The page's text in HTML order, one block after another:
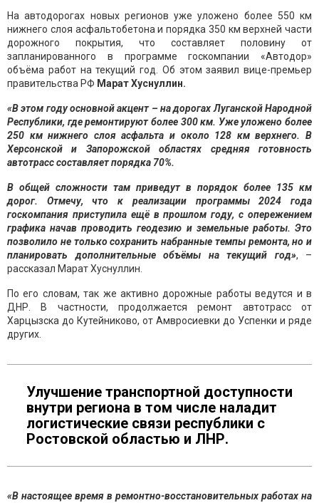
На автодорогах новых регионов уже уложено более 550 км
нижнего слоя асфальтобетона и порядка 350 км верхней части
дорожного покрытия, что составляет половину от
запланированного в программе госкомпании «Автодор»
объёма работ на текущий год. Об этом заявил вице-премьер
правительства РФ Марат Хуснуллин.
«В этом году основной акцент – на дорогах Луганской Народной
Республики, где ремонтируют более 300 км. Уже уложено более
250 км нижнего слоя асфальта и около 128 км верхнего. В
Херсонской и Запорожской областях средняя готовность
автотрасс составляет порядка 70%.
В общей сложности там приведут в порядок более 135 км
дорог. Отмечу, что к реализации программы 2024 года
госкомпания приступила ещё в прошлом году, с опережением
графика начав проводить геодезию и земельные работы. Это
позволило не только сохранить набранные темпы ремонта, но и
планировать дополнительные объёмы на текущий год», –
рассказал Марат Хуснуллин.
По его словам, так же активно дорожные работы ведутся и в
ДНР. В частности, продолжается ремонт автотрасс от
Харцызска до Кутейниково, от Амвросиевки до Успенки и ряде
других.
Улучшение транспортной доступности
внутри региона в том числе наладит
логистические связи республики с
Ростовской областью и ЛНР.
«В настоящее время в ремонтно-восстановительных работах на